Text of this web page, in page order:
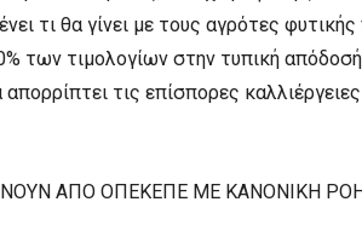
τι θα γίνει με τους αγρότες
των τιμολογίων στην τυπική
τις επίσπορες
ΑΠΟ ΟΠΕΚΕΠΕ ΜΕ ΚΑΝΟΝΙΚΗ